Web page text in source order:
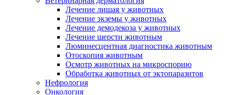
Лечение лишая у животных
Лечение экземы у животных
Лечение демодекоза у животных
Лечение шерсти животным
Люминесцентная диагностика животным
Отоскопия животным
Осмотр животных на микроспорию
Обработка животных от эктопаразитов
Нефрология
Онкология